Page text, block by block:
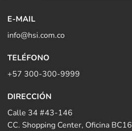
E-MAIL
info@hsi.com.co
TELÉFONO
+57 300-300-9999
DIRECCIÓN
Calle 34 #43-146
CC. Shopping Center, Oficina BC16